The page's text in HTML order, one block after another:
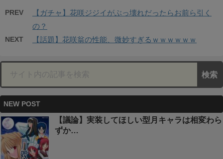
PREV
【ガチャ】花咲ジジイがぶっ壊れだったらお前ら引く
の？
NEXT 【話題】花咲翁の性能、微妙すぎるｗｗｗｗｗｗ
NEW POST
【議論】実装してほしい型月キャラは相変わら
ずか…